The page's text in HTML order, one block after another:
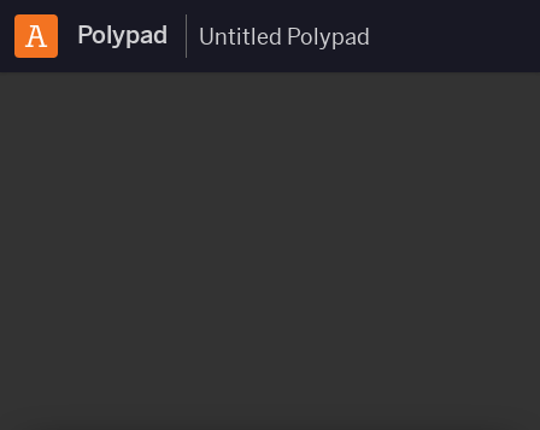
Polypad